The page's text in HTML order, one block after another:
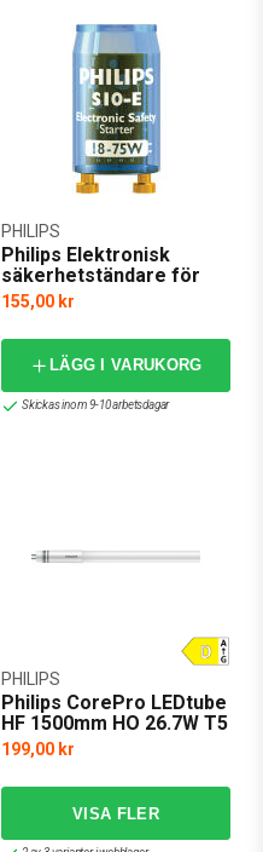
Philips Elektronisk
säkerhetständare för
lysrör S10E 18-75W
PHILIPS
155,00 kr
LÄGG I VARUKORG
Skickas inom 9-10 arbetsdagar
Philips CorePro LEDtube
HF 1500mm HO 26.7W T5
PHILIPS
199,00 kr